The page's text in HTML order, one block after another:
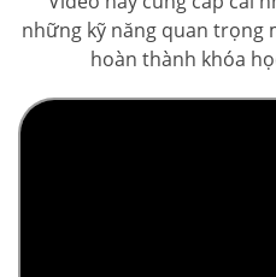
những kỹ năng quan trọng
hoàn thành khóa